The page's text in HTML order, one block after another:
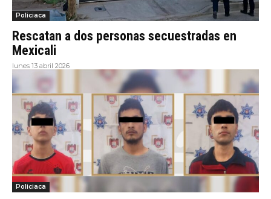
Policiaca
Rescatan a dos personas secuestradas en
Mexicali
lunes 13 abril 2026
Policiaca